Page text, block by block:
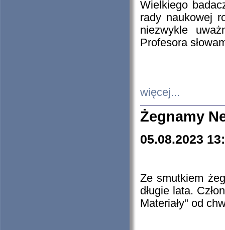
Wielkiego
rady naukowej
niezwykle
Profesora
więcej...
Żegnamy
05.08.2023
Ze smutkiem
długie lata.
Materiały" od